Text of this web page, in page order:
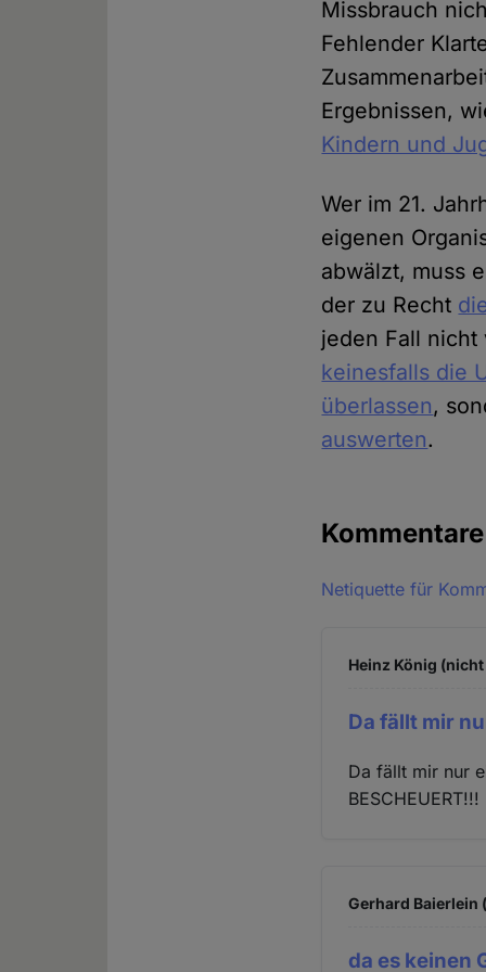
Missbrauch
Fehlender
Ergebnissen,
Kindern und
Wer im 21.
eigenen
abwälzt, muss
der zu Recht
jeden Fall nicht
keinesfalls die
überlassen,
auswerten.
Kommentare
Netiquette für
Heinz König
Da fällt mir
Da fällt mir nur
BESCHEUERT!!!
Gerhard
da es keinen